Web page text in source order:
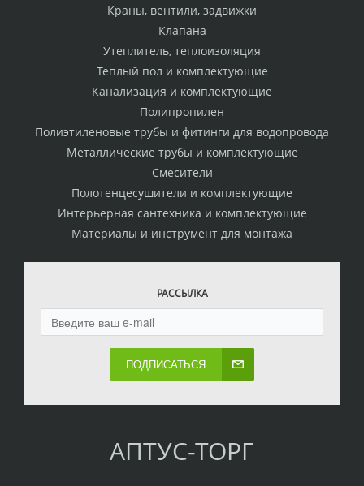
Краны, вентили, задвижки
Клапана
Утеплитель, теплоизоляция
Теплый пол и комплектующие
Канализация и комплектующие
Полипропилен
Полиэтиленовые трубы и фитинги для водопровода
Металлические трубы и комплектующие
Смесители
Полотенцесушители и комплектующие
Интерьерная сантехника и комплектующие
Материалы и инструмент для монтажа
РАССЫЛКА
ПОДПИСАТЬСЯ
АПТУС-ТОРГ